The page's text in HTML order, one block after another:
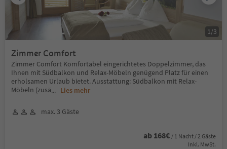
Zimmer Comfort
Zimmer Comfort Komfortabel eingerichtetes Doppelzimmer, das
Ihnen mit Südbalkon und Relax-Möbeln genügend Platz für einen
erholsamen Urlaub bietet. Ausstattung: Südbalkon mit Relax-
Möbeln (zusä... Lies mehr
max. 3 Gäste
ab 168€ / 1 Nacht / 2 Gäste
Inkl. MwSt.
1/3